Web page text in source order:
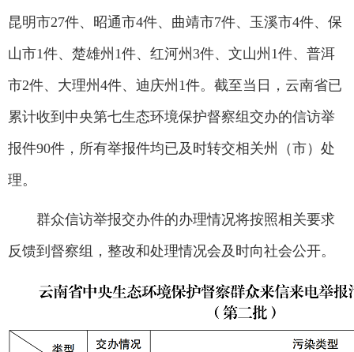
昆明市27件、昭通市4件、曲靖市7件、玉溪市4件、保
山市1件、楚雄州1件、红河州3件、文山州1件、普洱
市2件、大理州4件、迪庆州1件。截至当日，云南省已
累计收到中央第七生态环境保护督察组交办的信访举
报件90件，所有举报件均已及时转交相关州（市）处
理。
群众信访举报交办件的办理情况将按照相关要求
反馈到督察组，整改和处理情况会及时向社会公开。